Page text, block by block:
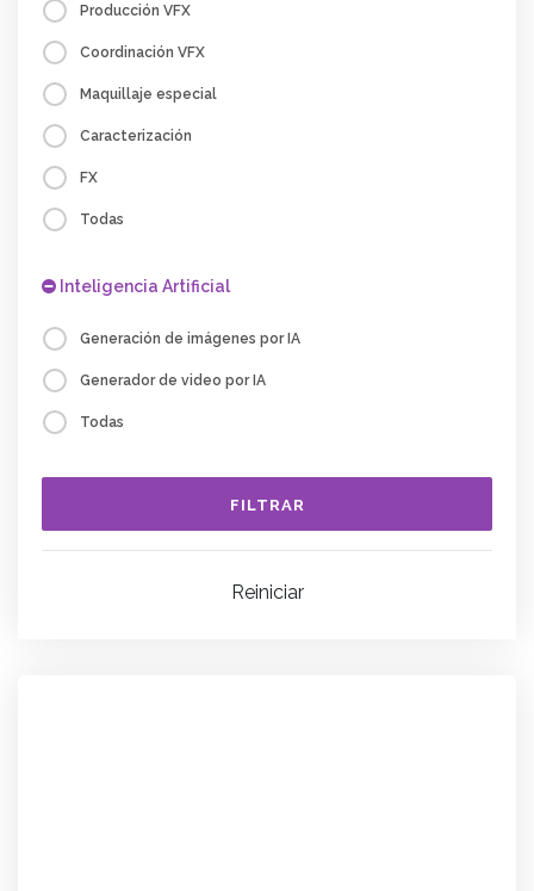
Producción VFX
Coordinación VFX
Maquillaje especial
Caracterización
FX
Todas
Inteligencia Artificial
Generación de imágenes por IA
Generador de video por IA
Todas
FILTRAR
Reiniciar